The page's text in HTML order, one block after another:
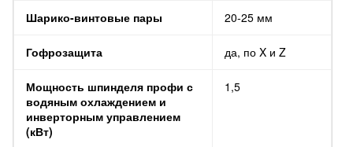
Шарико-винтовые пары 20-25 мм
Гофрозащита да, по X и Z
Мощность шпинделя профи с
водяным охлаждением и
инверторным управлением
(кВт)
1,5